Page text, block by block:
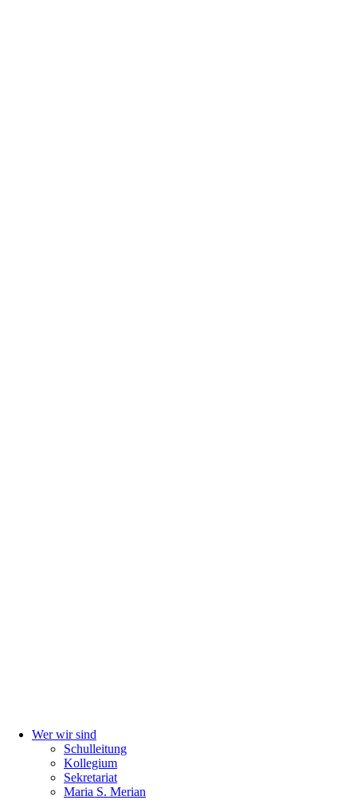
Wer wir sind
Schulleitung
Kollegium
Sekretariat
Maria S. Merian